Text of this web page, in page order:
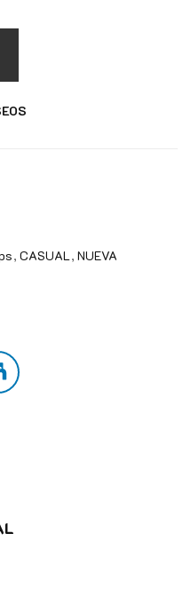
CASUAL NUEVA